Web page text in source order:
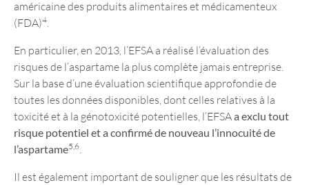
américaine des produits alimentaires et médicamenteux
(FDA)4
En particulier, en 2013, l’EFSA a réalisé l’évaluation des
risques de l’aspartame la plus complète jamais entreprise.
Sur la base d’une évaluation scientifique approfondie de
toutes les données disponibles, dont celles relatives à la
toxicité et à la génotoxicité potentielles, l’EFSAa exclu tout
risque potentiel et a confirmé de nouveau l’innocuité de
l’aspartame5,6
Il est également important de souligner que les résultats de